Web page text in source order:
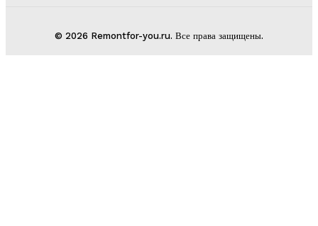
© 2026 Remontfor-you.ru. Все права защищены.